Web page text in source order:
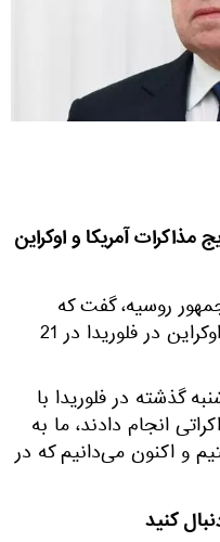
آمریکا و اوکراین
روسیه، گفت که
روسیه از نتایج مذاکرات آمریکا و اوکراین در فلوریدا در 21
گذشته در فلوریدا با
انجام دادند، ما به
و اکنون می‌دانیم که در
کنید